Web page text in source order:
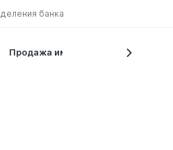
банка
Продажа имущества